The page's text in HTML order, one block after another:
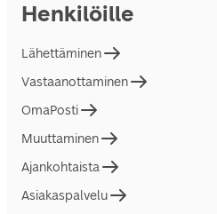
Henkilöille
Lähettäminen
Vastaanottaminen
OmaPosti
Muuttaminen
Ajankohtaista
Asiakaspalvelu